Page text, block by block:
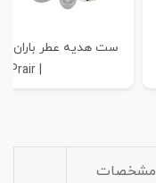
ست هدیه عطر باران
مشخصات